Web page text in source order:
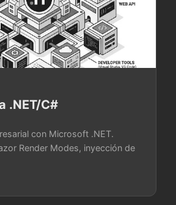
.NET/C#
con Microsoft .NET.
Render Modes, inyección de